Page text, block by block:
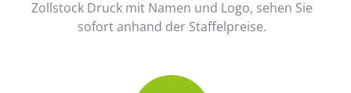
Zollstock Druck mit Namen und Logo, sehen Sie
sofort anhand der Staffelpreise.